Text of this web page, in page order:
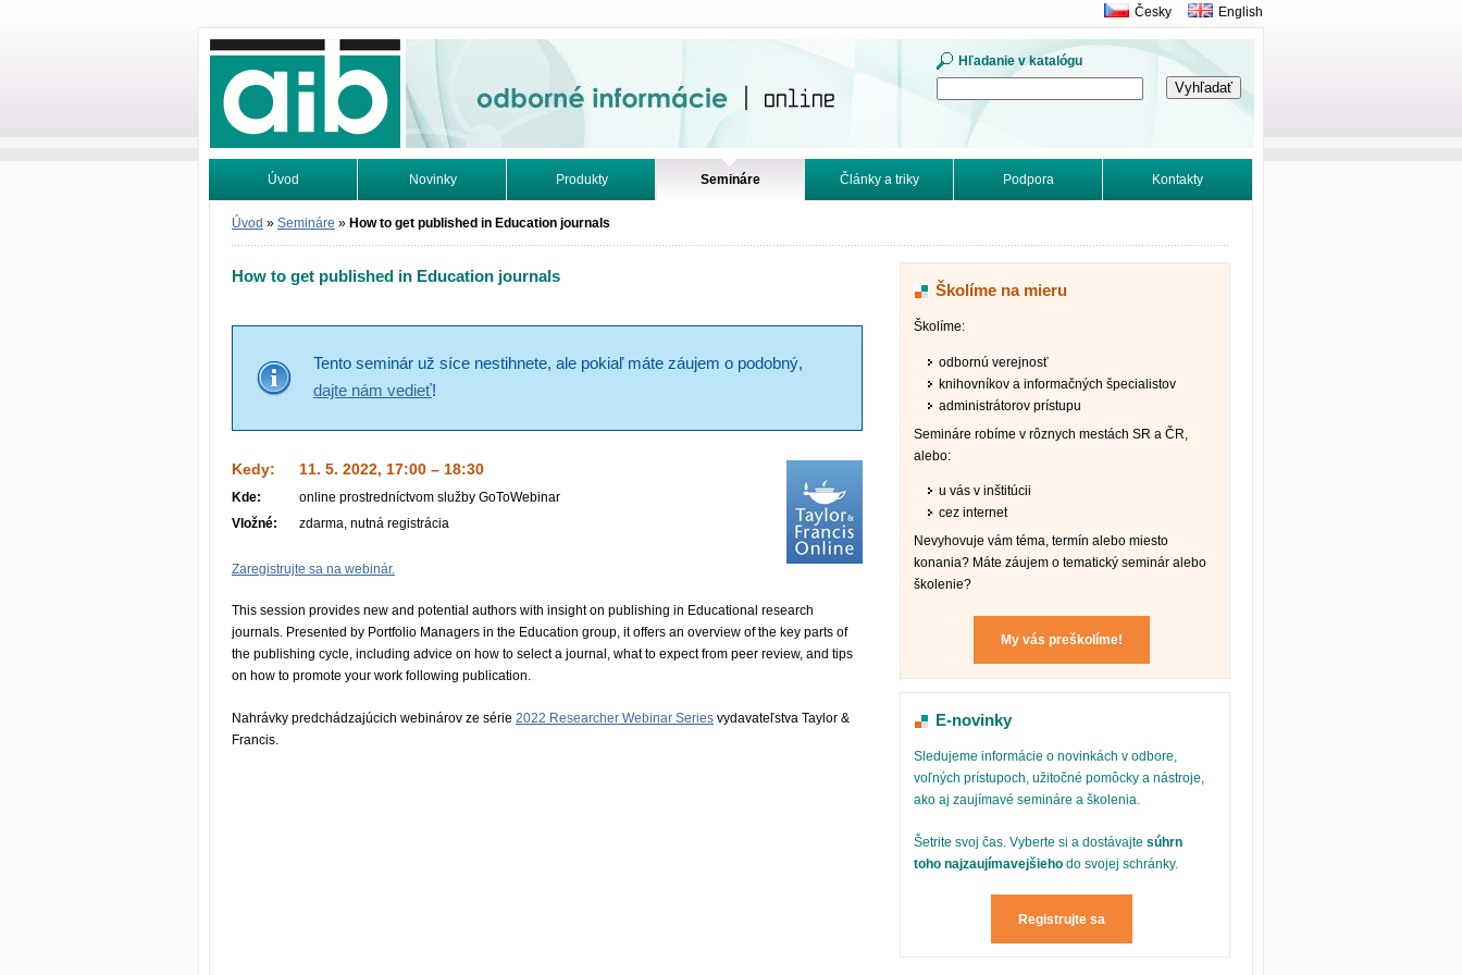
Odborné informácie. Online.
Hľadanie v katalógu
Česky English
Úvod Novinky Produkty Semináre Články a triky Podpora Kontakty
Vyhľadávanie Tutoriály
Úvod » Semináre » How to get published in Education journals
How to get published in Education journals
Tento seminár už síce nestihnete, ale pokiaľ máte záujem o podobný,
dajte nám vedieť!
Kedy: 11. 5. 2022, 17:00 – 18:30
Kde:
online prostredníctvom služby GoToWebinar
Vložné:
zdarma, nutná registrácia
Zaregistrujte sa na webinár.
This session provides new and potential authors with insight on publishing in Educational research
journals. Presented by Portfolio Managers in the Education group, it offers an overview of the key parts of
the publishing cycle, including advice on how to select a journal, what to expect from peer review, and tips
on how to promote your work following publication.
Nahrávky predchádzajúcich webinárov ze série 2022 Researcher Webinar Series vydavateľstva Taylor &
Francis.
Školíme na mieru
Školíme:
odbornú verejnosť
knihovníkov a informačných špecialistov
administrátorov prístupu
Semináre robíme v rôznych mestách SR a ČR,
alebo:
u vás v inštitúcii
cez internet
Nevyhovuje vám téma, termín alebo miesto
konania? Máte záujem o tematický seminár alebo
školenie?
My vás preškolíme!
E-novinky
Sledujeme informácie o novinkách v odbore,
voľných prístupoch, užitočné pomôcky a nástroje,
ako aj zaujímavé semináre a školenia.
Šetrite svoj čas. Vyberte si a dostávajtesúhrn
toho najzaujímavejšieho do svojej schránky.
Registrujte sa